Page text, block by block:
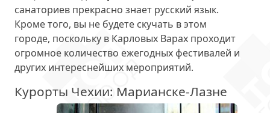
санаториев прекрасно знает русский язык.
Кроме того, вы не будете скучать в этом
городе, поскольку в Карловых Варах проходит
огромное количество ежегодных фестивалей и
других интереснейших мероприятий.
Курорты Чехии: Марианске-Лазне